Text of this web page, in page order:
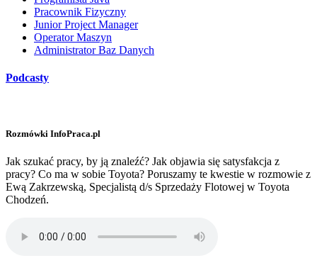
Pracownik Fizyczny
Junior Project Manager
Operator Maszyn
Administrator Baz Danych
Podcasty
Rozmówki InfoPraca.pl
Jak szukać pracy, by ją znaleźć? Jak objawia się satysfakcja z
pracy? Co ma w sobie Toyota? Poruszamy te kwestie w rozmowie z
Ewą Zakrzewską, Specjalistą d/s Sprzedaży Flotowej w Toyota
Chodzeń.